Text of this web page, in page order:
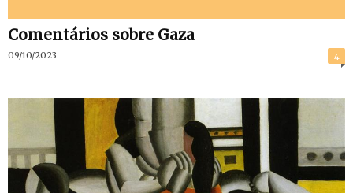
Comentários sobre Gaza
09/10/2023 4